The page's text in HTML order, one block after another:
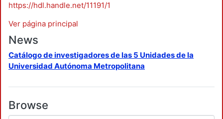
https://hdl.handle.net/11191/1
Ver página principal
News
Catálogo de investigadores de las 5 Unidades de la
Universidad Autónoma Metropolitana
Browse